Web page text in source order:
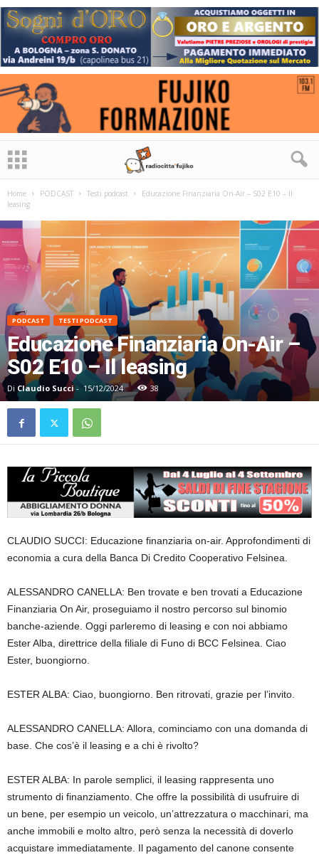
Home PODCAST Testi podcast
Educazione Finanziaria On-Air – S02 E10 – Il
leasing
PODCAST TESTI PODCAST
Educazione Finanziaria On-Air –
S02 E10 – Il leasing
Di Claudio Succi- 15/12/2024 38
CLAUDIO SUCCI: Educazione finanziaria on-air. Approfondimenti di
economia a cura della Banca Di Credito Cooperativo Felsinea.
ALESSANDRO CANELLA: Ben trovate e ben trovati a Educazione
Finanziaria On Air, proseguiamo il nostro percorso sul binomio
banche-aziende. Oggi parleremo di leasing e con noi abbiamo
Ester Alba, direttrice della filiale di Funo di BCC Felsinea. Ciao
Ester, buongiorno.
ESTER ALBA: Ciao, buongiorno. Ben ritrovati, grazie per l’invito.
ALESSANDRO CANELLA: Allora, cominciamo con una domanda di
base. Che cos’è il leasing e a chi è rivolto?
ESTER ALBA: In parole semplici, il leasing rappresenta uno
strumento di finanziamento. Che offre la possibilità di usufruire di
un bene, per esempio un veicolo, un’attrezzatura o macchinari, ma
anche immobili e molto altro, però senza la necessità di doverlo
acquistare immediatamente. Il pagamento del canone consente